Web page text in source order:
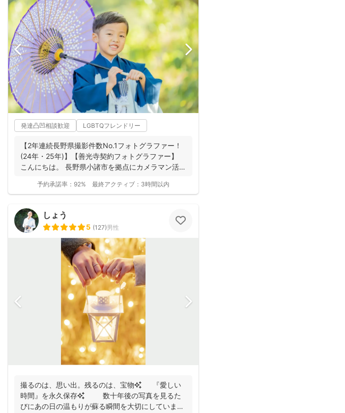
発達凸凹相談歓迎 LGBTQフレンドリー
【2年連続長野県撮影件数No.1フォトグラファー！
(24年・25年)】【善光寺契約フォトグラファー】
こんにちは。 長野県小諸市を拠点にカメラマン活
予約承諾率： 92% 最終アクティブ： 3時間以内
しょう
5 (127)男性
撮るのは、思い出。残るのは、宝物✨ 『愛しい
時間』を永久保存✨ 数十年後の写真を見るた
びにあの日の温もりが蘇る瞬間を大切にしています